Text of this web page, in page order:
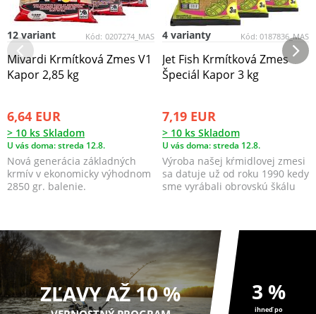
Kód: 0207274_MAS
12 variant
Mivardi Krmítková Zmes V1
Kapor 2,85 kg
6,64 EUR
> 10 ks Skladom
U vás doma: streda 12.8.
Nová generácia základných
krmív v ekonomicky výhodnom
2850 gr. balenie.
Kód: 0187836_MAS
4 varianty
Jet Fish Krmítková Zmes
Špeciál Kapor 3 kg
7,19 EUR
> 10 ks Skladom
U vás doma: streda 12.8.
Výroba našej kŕmidlovej zmesi
sa datuje už od roku 1990 kedy
sme vyrábali obrovskú škálu
ZĽAVY AŽ 10 % 3 %
ihneď po